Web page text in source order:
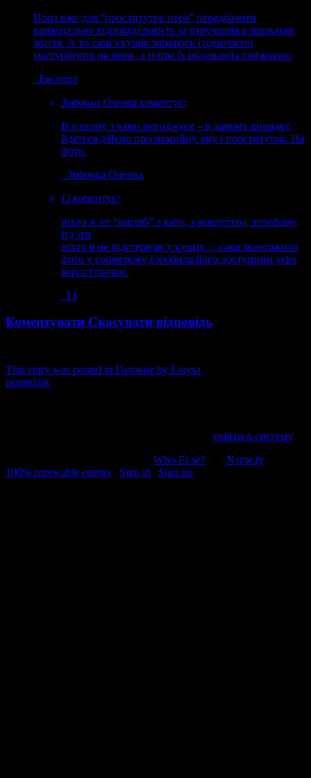
Пора вже для “проституток пера” передбачити
кримінальну відповідальність за втручання в приватне
життя. А то самі з кущів знімають і одночасно
мастурбують на зірок, а потім їх обливають грязюкою.
Експерт
Зміючка Оленка коментує:
В одному з вами погоджуся – в даному випадку
йдеться дійсно про помийну яму і проституток. На
фото.
Зміючка Оленка
Ll коментує:
ніхто ж не “вигріб” з хати, з компутера, телефону
ітд ітп
ніхто її не підстерігав у кущах… сама звантажила
фото у соцмережу і зробила його доступним усім
користувачам.
Ll
Коментувати Скасувати відповідь
This entry was posted in Головне by Larysa
permalink
увійти в систему.
Who-El.se? Name.ly
100% renewable energy
Sign in Sign up